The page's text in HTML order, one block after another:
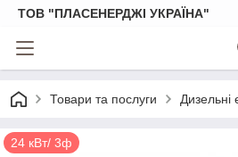
ТОВ "ПЛАСЕНЕРДЖІ УКРАЇНА"
Товари та послуги Дизельні
24 кВт/ 3ф